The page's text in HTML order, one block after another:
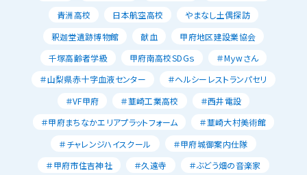
青洲高校
日本航空高校
やまなし土偶探訪
釈迦堂遺跡博物館
献血
甲府地区建設業協会
千塚高齢者学級
甲府南高校SDGｓ
＃Mｙwさん
＃山梨県赤十字血液センター
＃ヘルシーレストランパセリ
＃VF甲府
＃韮崎工業高校
＃西井電設
＃甲府まちなかエリアプラットフォーム
＃韮崎大村美術館
＃チャレンジハイスクール
＃甲府城御案内仕隊
＃甲府市住吉神社
＃久遠寺
＃ぶどう畑の音楽家